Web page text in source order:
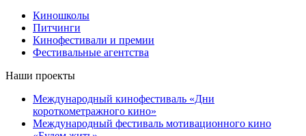
Киношколы
Питчинги
Кинофестивали и премии
Фестивальные агентства
Наши проекты
Международный кинофестиваль «Дни
короткометражного кино»
Международный фестиваль мотивационного кино